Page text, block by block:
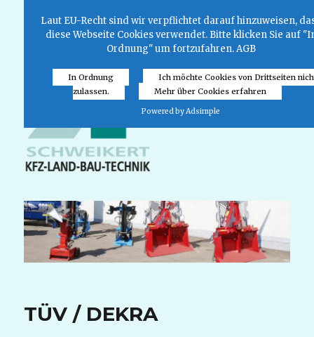
TÜV / DEKRA
Laut EU-Recht sind wir verpflichtet darauf hinzuweisen,
diese Webseite Cookies verwendet. Bitte klicken Sie auf
Ordnung" um fortzufahren.AGB
In Ordnung
Ich möchte Cookies von Drittseiten
zulassen.
Mehr über Cookies erfahren
Powered by Adsimple